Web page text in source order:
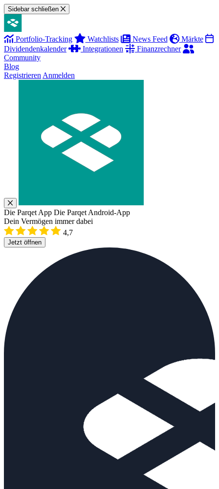
Sidebar schließen
Portfolio-Tracking Watchlists News Feed
Märkte
Dividendenkalender
Integrationen
Finanzrechner
Community
Blog
Registrieren Anmelden
Die Parqet App Die Parqet Android-App
Dein Vermögen immer dabei
4,7
Jetzt öffnen